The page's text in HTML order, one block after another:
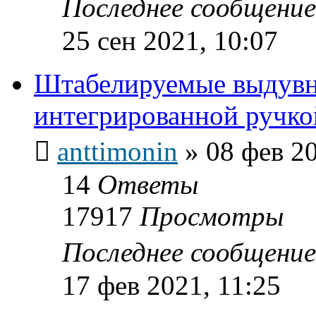
Последнее
25 сен 2021, 10:07
Штабелируемые
интегрированной
anttimonin » 08 фев
14 Ответы
17917 Просмотры
Последнее
17 фев 2021, 11:25